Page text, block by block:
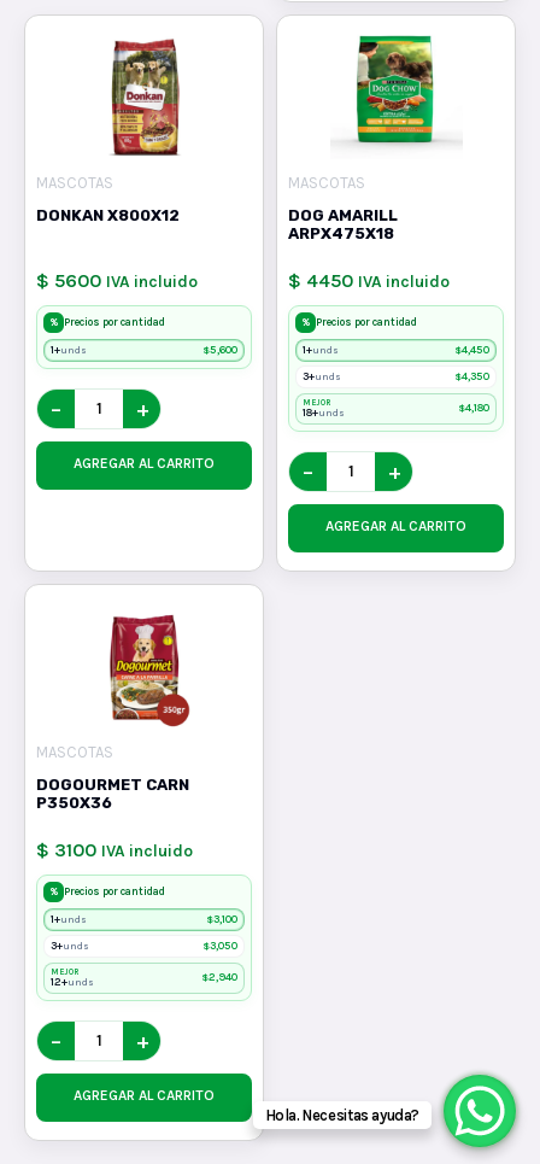
MASCOTAS
DONKAN X800X12
$ 5600 IVA incluido
% Precios por cantidad
1+unds $5,600
− +
AGREGAR AL CARRITO
MASCOTAS
DOG AMARILL
ARPX475X18
$ 4450 IVA incluido
% Precios por cantidad
1+unds $4,450
3+unds $4,350
MEJOR
18+unds $4,180
− +
AGREGAR AL CARRITO
MASCOTAS
DOGOURMET CARN
P350X36
$ 3100 IVA incluido
% Precios por cantidad
1+unds $3,100
3+unds $3,050
MEJOR
12+unds $2,940
− +
AGREGAR AL CARRITO
Hola. Necesitas ayuda?